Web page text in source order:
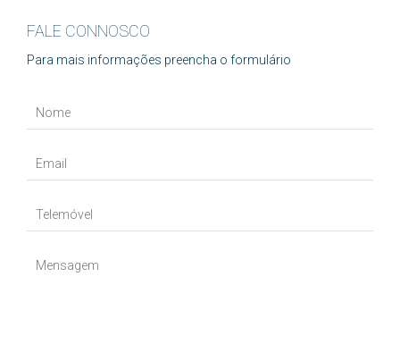
FALE CONNOSCO
Para mais informações preencha o formulário